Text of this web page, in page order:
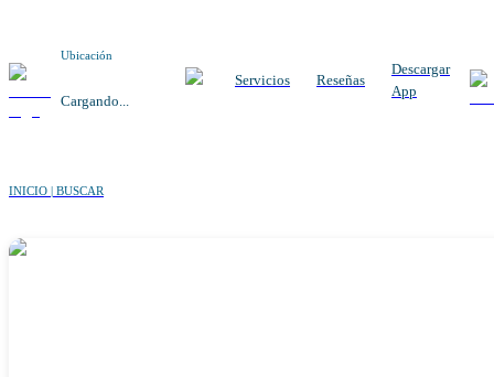
Ubicación
Cargando...
Servicios Reseñas
Descargar
App
INICIO | BUSCAR